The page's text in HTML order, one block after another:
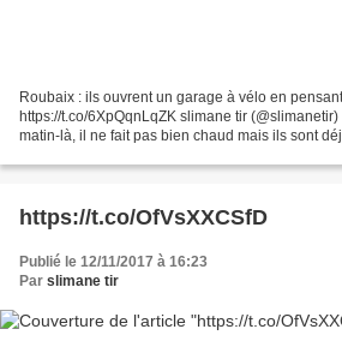
Roubaix : ils ouvrent un garage à vélo en
https://t.co/6XpQqnLqZK slimane tir
matin-là, il ne fait pas bien chaud mais ils sont
https://t.co/OfVsXXCSfD
Publié le 12/11/2017 à 16:23
Par slimane tir